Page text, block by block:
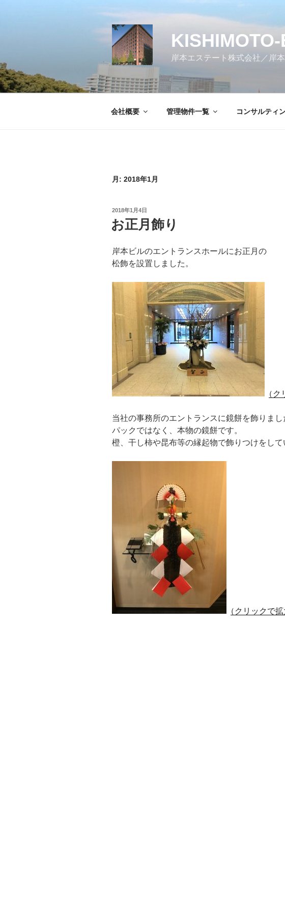
へ
ス
キ
岸本エステート株式会社／岸
会社概要 管理物件一覧 コンサルティ
月: 2018年1月
投
稿
日:
2018年1月4日
お正月飾り
岸本ビルのエントランスホールにお正月の
松飾を設置しました。
（ク
当社の事務所のエントランスに鏡餅を飾りまし
パックではなく、本物の鏡餅です。
橙、干し柿や昆布等の縁起物で飾りつけをして
（クリックで拡